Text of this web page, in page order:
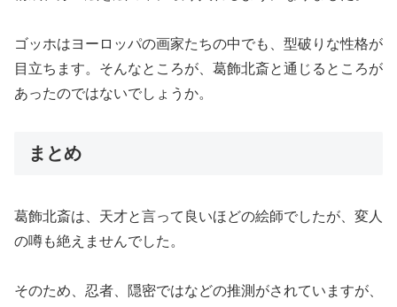
ゴッホはヨーロッパの画家たちの中でも、型破りな性格が
目立ちます。そんなところが、葛飾北斎と通じるところが
あったのではないでしょうか。
まとめ
葛飾北斎は、天才と言って良いほどの絵師でしたが、変人
の噂も絶えませんでした。
そのため、忍者、隠密ではなどの推測がされていますが、